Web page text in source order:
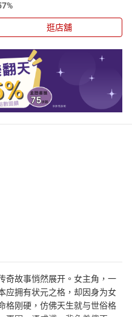
逛店舖
奇故事悄然展开。女主角，一
应拥有状元之格，却因身为女
格刚硬，仿佛天生就与世俗格